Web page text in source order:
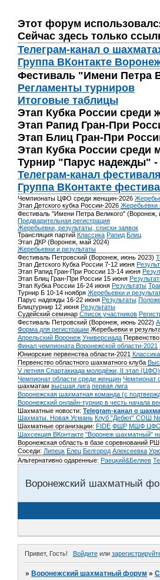
Этот форум
Сейчас здесь только
Телеграм-канал о
Группа ВКонтакте
Фестиваль "Имени Петра
Регламенты турниров
Итоговые таблицы
Этап Кубка России среди
Этап Рапид Гран-При
Этап Блиц Гран-При
Этап Кубка России среди
Турнир "Парус надежды"
Телеграм-канал фестиваля
Группа ВКонтакте
Чемпионаты ЦФО среди женщин-2026
Этап Детского кубка России-2026 Жеребьевки
Фестиваль "Имени Петра Великого" (Воронеж,
Предварительная регистрация
Жеребьевки, результаты, списки заявок
Трансляция партий Классика Рапид Блиц
Этап ДКР (Воронеж, май 2024)
Жеребьевки и результаты
Фестиваль Петровский (Воронеж, июнь 2023)
Этап Детского Кубка России 7-12 июня
Этап Рапид Гран-При России 13-14 июня
Этап Блиц Гран-При России 15 июня
Этап Кубка России 16-24 июня Результаты
Турнир Б 10-14 ноября Жеребьевки и
Парус надежды 16-22 июня Результаты
Блицтурнир 12 июня Результаты
Судейский семинар Список участников
Фестиваль Петровский (Воронеж, июнь 2022)
Форма для регистрации Жеребьевки и
Апрельский Воронеж Универсиада
Финал чемпионата Воронежской области-2021
Юниорские первенства области-2021 Классика
Первенство областного шахматного клуба
V летняя Спартакиада молодёжи, II этап
Чемпионат области среди женщин Чемпионат
шахматам высшая лига первая лига
Воронежская шахматная команда (с
Воронежский онлайн-турнир в честь начала
Шахматные новости: Telegram-канал о
Шахматы. Новая Усмань Клуб "Дебют" СОШ
Шахматные организации: FIDE ФШР МШФ ЦФО
Шахсекция ВКонтакте "Воронеж шахматный"
Воронежская область в базе соревнований
Соседи: Липецк Елец Белгород Алексеевка
Альтернативно одаренные: Раецкий&Беляев
Воронежский шахматный
Привет, Гость! Войдитеили
»Воронежский шахматный форум »